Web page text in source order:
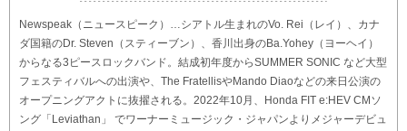
Newspeak（ニュースピーク）…シアトル生まれのVo. Rei（レイ）、カナ
ダ国籍のDr. Steven（スティーブン）、香川出身のBa.Yohey（ヨーヘイ）
からなる3ピースロックバンド。結成初年度からSUMMER SONIC など大型
フェスティバルへの出演や、The FratellisやMando Diaoなどの来日公演の
オープニングアクトに抜擢される。2022年10月、Honda FIT e:HEV CMソ
ング「Leviathan」 でワーナーミュージック・ジャパンよりメジャーデビュ